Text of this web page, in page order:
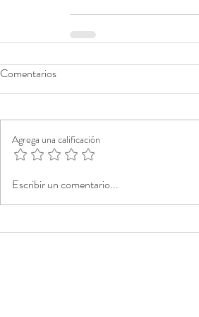
Comentarios
Agrega una calificación
Escribir un comentario...